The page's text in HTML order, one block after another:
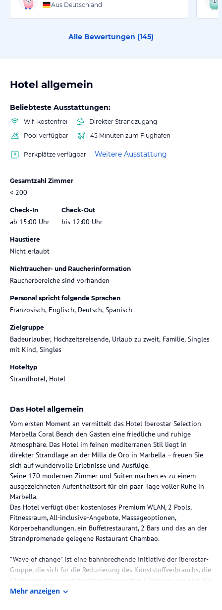
Aus Deutschland
Alle Bewertungen (145)
Hotel allgemein
Beliebteste Ausstattungen:
Wifi kostenfrei
Direkter Strandzugang
Pool verfügbar
45 Minuten zum Flughafen
Parkplätze verfügbar Weitere Ausstattung
Gesamtzahl Zimmer
< 200
Check-In
ab 15:00 Uhr
Check-Out
bis 12:00 Uhr
Haustiere
Nicht erlaubt
Nichtraucher- und Raucherinformation
Raucherbereiche sind vorhanden
Personal spricht folgende Sprachen
Französisch, Englisch, Deutsch, Spanisch
Zielgruppe
Badeurlauber, Hochzeitsreisende, Urlaub zu zweit, Familie, Singles
mit Kind, Singles
Hoteltyp
Strandhotel, Hotel
Das Hotel allgemein
Vom ersten Moment an vermittelt das Hotel Iberostar Selection
Marbella Coral Beach den Gästen eine friedliche und ruhige
Atmosphäre. Das Hotel im feinen mediterranen Stil liegt in
direkter Strandlage an der Milla de Oro in Marbella – freuen Sie
sich auf wundervolle Erlebnisse und Ausflüge.
Seine 170 modernen Zimmer und Suiten machen es zu einem
ausgezeichneten Aufenthaltsort für ein paar Tage voller Ruhe in
Marbella.
Das Hotel verfügt über kostenloses Premium WLAN, 2 Pools,
Fitnessraum, All-inclusive-Angebote, Massageoptionen,
Körperbehandlungen, ein Buffetrestaurant, 2 Bars und das an der
Strandpromenade gelegene Restaurant Chambao.
"Wave of change" ist eine bahnbrechende Initiative der Iberostar-
Gruppe, die sich für die Reduzierung des Kunststoffverbrauchs, die
Förderung eines verantwortungsbewussten Fischkonsums und die
Verbesserung der Gesundheit der Küstengebiete einsetzt.
Mehr anzeigen